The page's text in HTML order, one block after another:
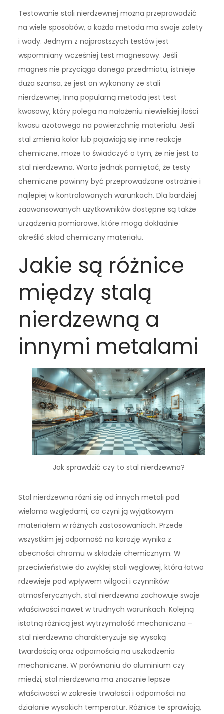
Testowanie stali nierdzewnej można przeprowadzić
na wiele sposobów, a każda metoda ma swoje zalety
i wady. Jednym z najprostszych testów jest
wspomniany wcześniej test magnesowy. Jeśli
magnes nie przyciąga danego przedmiotu, istnieje
duża szansa, że jest on wykonany ze stali
nierdzewnej. Inną popularną metodą jest test
kwasowy, który polega na nałożeniu niewielkiej ilości
kwasu azotowego na powierzchnię materiału. Jeśli
stal zmienia kolor lub pojawiają się inne reakcje
chemiczne, może to świadczyć o tym, że nie jest to
stal nierdzewna. Warto jednak pamiętać, że testy
chemiczne powinny być przeprowadzane ostrożnie i
najlepiej w kontrolowanych warunkach. Dla bardziej
zaawansowanych użytkowników dostępne są także
urządzenia pomiarowe, które mogą dokładnie
określić skład chemiczny materiału.
Jakie są różnice
między stalą
nierdzewną a
innymi metalami
Jak sprawdzić czy to stal nierdzewna?
Stal nierdzewna różni się od innych metali pod
wieloma względami, co czyni ją wyjątkowym
materiałem w różnych zastosowaniach. Przede
wszystkim jej odporność na korozję wynika z
obecności chromu w składzie chemicznym. W
przeciwieństwie do zwykłej stali węglowej, która łatwo
rdzewieje pod wpływem wilgoci i czynników
atmosferycznych, stal nierdzewna zachowuje swoje
właściwości nawet w trudnych warunkach. Kolejną
istotną różnicą jest wytrzymałość mechaniczna –
stal nierdzewna charakteryzuje się wysoką
twardością oraz odpornością na uszkodzenia
mechaniczne. W porównaniu do aluminium czy
miedzi, stal nierdzewna ma znacznie lepsze
właściwości w zakresie trwałości i odporności na
działanie wysokich temperatur. Różnice te sprawiają,